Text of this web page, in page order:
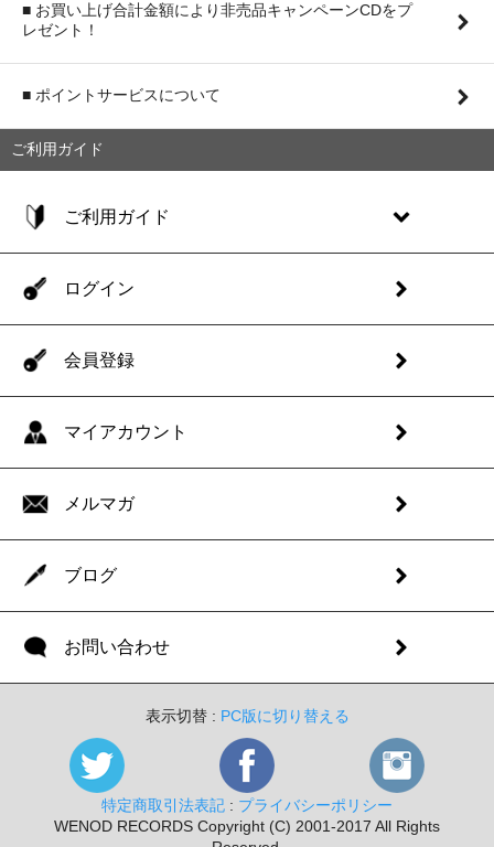
■ お買い上げ合計金額により非売品キャンペーンCDをプ
レゼント！
■ ポイントサービスについて
ご利用ガイド
ご利用ガイド
ログイン
会員登録
マイアカウント
メルマガ
ブログ
お問い合わせ
表示切替 : PC版に切り替える
特定商取引法表記 : プライバシーポリシー
WENOD RECORDS Copyright (C) 2001-2017 All Rights